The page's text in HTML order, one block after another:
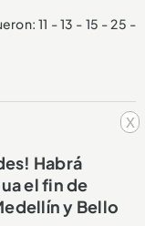
x
11 - 13 - 15 - 25 -
Habrá
el fin de
y Bello